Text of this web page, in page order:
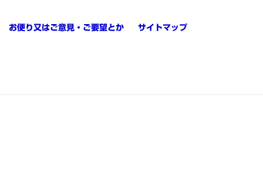
お便り又はご意見・ご要望とか サイトマップ